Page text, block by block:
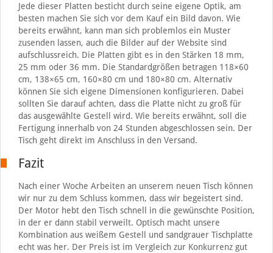
Jede dieser Platten besticht durch seine eigene Optik, am
besten machen Sie sich vor dem Kauf ein Bild davon. Wie
bereits erwähnt, kann man sich problemlos ein Muster
zusenden lassen, auch die Bilder auf der Website sind
aufschlussreich. Die Platten gibt es in den Stärken 18 mm,
25 mm oder 36 mm. Die Standardgrößen betragen 118×60
cm, 138×65 cm, 160×80 cm und 180×80 cm. Alternativ
können Sie sich eigene Dimensionen konfigurieren. Dabei
sollten Sie darauf achten, dass die Platte nicht zu groß für
das ausgewählte Gestell wird. Wie bereits erwähnt, soll die
Fertigung innerhalb von 24 Stunden abgeschlossen sein. Der
Tisch geht direkt im Anschluss in den Versand.
Fazit
Nach einer Woche Arbeiten an unserem neuen Tisch können
wir nur zu dem Schluss kommen, dass wir begeistert sind.
Der Motor hebt den Tisch schnell in die gewünschte Position,
in der er dann stabil verweilt. Optisch macht unsere
Kombination aus weißem Gestell und sandgrauer Tischplatte
echt was her. Der Preis ist im Vergleich zur Konkurrenz gut